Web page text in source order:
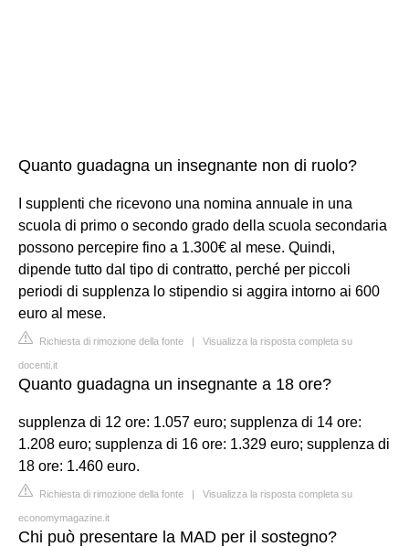
Quanto guadagna un insegnante non di ruolo?
I supplenti che ricevono una nomina annuale in una
scuola di primo o secondo grado della scuola secondaria
possono percepire fino a 1.300€ al mese. Quindi,
dipende tutto dal tipo di contratto, perché per piccoli
periodi di supplenza lo stipendio si aggira intorno ai 600
euro al mese.
Richiesta di rimozione della fonte | Visualizza la risposta completa su
docenti.it
Quanto guadagna un insegnante a 18 ore?
supplenza di 12 ore: 1.057 euro; supplenza di 14 ore:
1.208 euro; supplenza di 16 ore: 1.329 euro; supplenza di
18 ore: 1.460 euro.
Richiesta di rimozione della fonte | Visualizza la risposta completa su
economymagazine.it
Chi può presentare la MAD per il sostegno?